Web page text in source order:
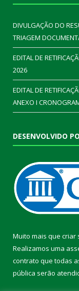
DIVULGAÇÃO DO
TRIAGEM
EDITAL DE
2026
EDITAL DE
ANEXO I
DESENVOLVIDO
Muito mais que criar
Realizamos uma
contrato que todas
pública serão